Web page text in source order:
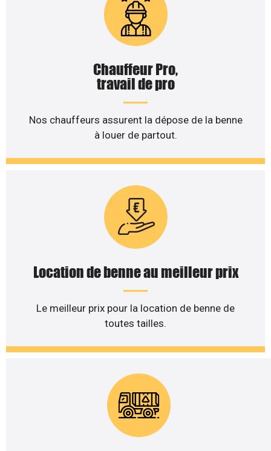
Chauffeur Pro,
travail de pro
Nos chauffeurs assurent la dépose de la benne
à louer de partout.
Location de benne au meilleur prix
Le meilleur prix pour la location de benne de
toutes tailles.